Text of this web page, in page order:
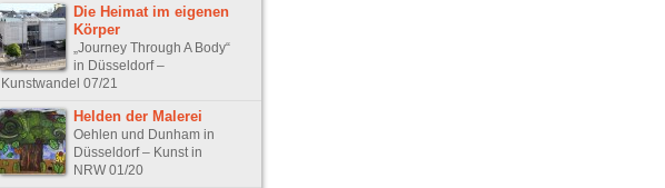
Die Heimat im eigenen
Körper
„Journey Through A Body“
in Düsseldorf –
Kunstwandel 07/21
Helden der Malerei
Oehlen und Dunham in
Düsseldorf – Kunst in
NRW 01/20